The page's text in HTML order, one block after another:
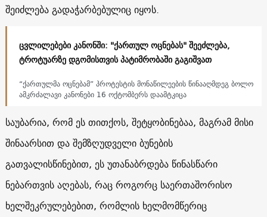
შეიძლება გადაჭარბებულიც იყოს.
ცვლილებები კანონში: "ქართულ ოცნებას" შეეძლება,
ტროტუარზე დგომისთვის პატიმრობაში გაგიშვათ
“ქართულმა ოცნებამ” პროტესტის მონაწილეების წინააღმდეგ ბოლო
ამკრძალავი კანონები 16 ოქტომბერს დაამტკიცა
საუბარია, რომ ეს თითქოს, შეტყობინებაა, მაგრამ მისი
შინაარსით და შემზღუდველი ბუნების
გათვალისწინებით, ეს უთანაბრდება წინასწარი
ნებართვის აღებას, რაც როგორც საერთაშორისო
ხელშეკრულებებით, რომლის ხელმომწერიც